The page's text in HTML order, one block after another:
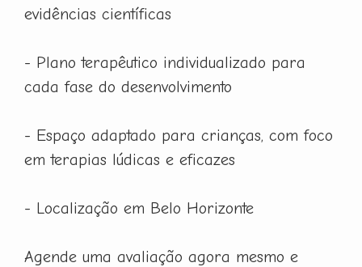
evidências científicas
- Plano terapêutico individualizado para
cada fase do desenvolvimento
- Espaço adaptado para crianças, com foco
em terapias lúdicas e eficazes
- Localização em Belo Horizonte
Agende uma avaliação agora mesmo e